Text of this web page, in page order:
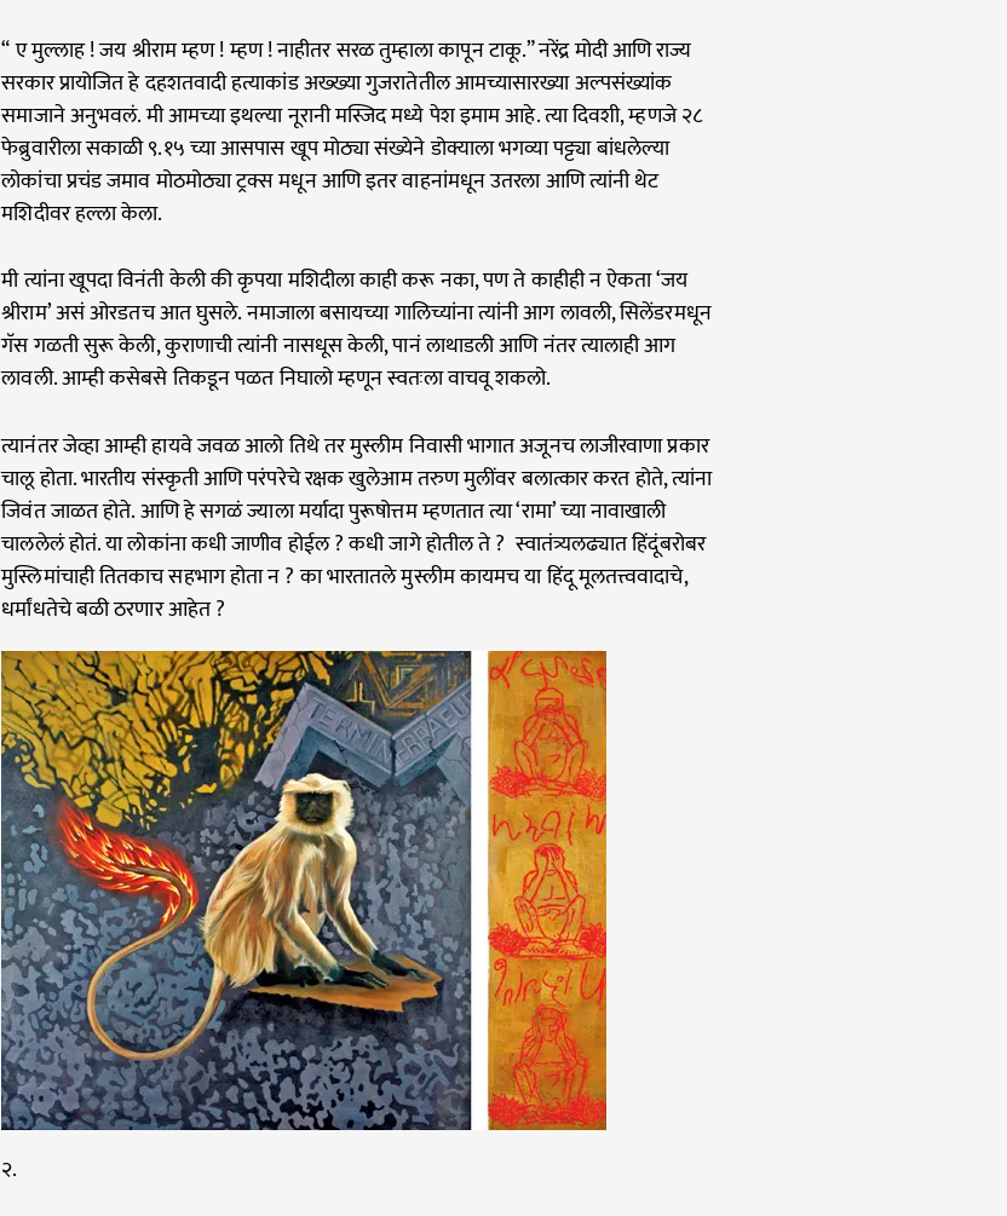
“ ए मुल्लाह ! जय श्रीराम म्हण ! म्हण ! नाहीतर सरळ तुम्हाला कापून टाकू.” नरेंद्र मोदी आणि राज्य
सरकार प्रायोजित हे दहशतवादी हत्याकांड अख्ख्या गुजरातेतील आमच्यासारख्या अल्पसंख्यांक
समाजाने अनुभवलं. मी आमच्या इथल्या नूरानी मस्जिद मध्ये पेश इमाम आहे. त्या दिवशी, म्हणजे २८
फेब्रुवारीला सकाळी ९.१५ च्या आसपास खूप मोठ्या संख्येने डोक्याला भगव्या पट्ट्या बांधलेल्या
लोकांचा प्रचंड जमाव मोठमोठ्या ट्रक्स मधून आणि इतर वाहनांमधून उतरला आणि त्यांनी थेट
मशिदीवर हल्ला केला.
मी त्यांना खूपदा विनंती केली की कृपया मशिदीला काही करू नका, पण ते काहीही न ऐकता ‘जय
श्रीराम’ असं ओरडतच आत घुसले. नमाजाला बसायच्या गालिच्यांना त्यांनी आग लावली, सिलेंडरमधून
गॅस गळती सुरू केली, कुराणाची त्यांनी नासधूस केली, पानं लाथाडली आणि नंतर त्यालाही आग
लावली. आम्ही कसेबसे तिकडून पळत निघालो म्हणून स्वतःला वाचवू शकलो.
त्यानंतर जेव्हा आम्ही हायवे जवळ आलो तिथे तर मुस्लीम निवासी भागात अजूनच लाजीरवाणा प्रकार
चालू होता. भारतीय संस्कृती आणि परंपरेचे रक्षक खुलेआम तरुण मुलींवर बलात्कार करत होते, त्यांना
जिवंत जाळत होते. आणि हे सगळं ज्याला मर्यादा पुरूषोत्तम म्हणतात त्या ‘रामा’ च्या नावाखाली
चाललेलं होतं. या लोकांना कधी जाणीव होईल ? कधी जागे होतील ते ? स्वातंत्र्यलढ्यात हिंदूंबरोबर
मुस्लिमांचाही तितकाच सहभाग होता न ? का भारतातले मुस्लीम कायमच या हिंदू मूलतत्त्ववादाचे,
धर्मांधतेचे बळी ठरणार आहेत ?
२.